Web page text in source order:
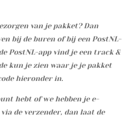
van je pakket? Dan
bij de buren of bij een PostNL-
PostNL-app vind je een track &
kun je zien waar je je pakket
hieronder in.
hebt of we hebben je e-
de verzender, dan laat de